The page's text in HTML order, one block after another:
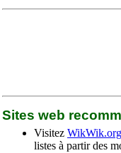
Sites web
Visitez WikWik.org
listes à partir des